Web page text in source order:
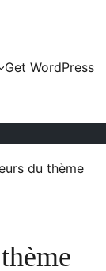
Get WordPress
du thème